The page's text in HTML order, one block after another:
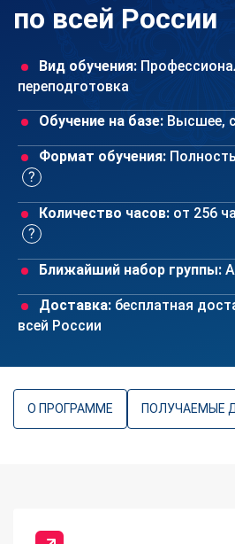
по всей России
Вид обучения:
переподготовка
Обучение на базе: Высшее,
Формат обучения:
Количество часов: от 256
Ближайший набор группы:
Доставка: бесплатная
всей России
О ПРОГРАММЕ ПОЛУЧАЕМЫЕ